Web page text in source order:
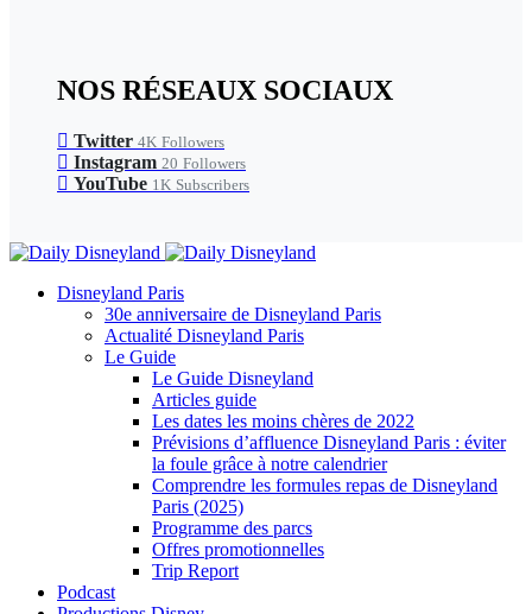
NOS RÉSEAUX SOCIAUX
Twitter 4K Followers
Instagram 20 Followers
YouTube 1K Subscribers
Disneyland Paris
30e anniversaire de Disneyland Paris
Actualité Disneyland Paris
Le Guide
Le Guide Disneyland
Articles guide
Les dates les moins chères de 2022
Prévisions d’affluence Disneyland Paris : éviter
la foule grâce à notre calendrier
Comprendre les formules repas de Disneyland
Paris (2025)
Programme des parcs
Offres promotionnelles
Trip Report
Podcast